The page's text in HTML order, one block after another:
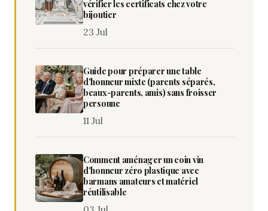
vérifier les certificats chez votre
bijoutier
23 Jul
Guide pour préparer une table
d'honneur mixte (parents séparés,
beaux-parents, amis) sans froisser
personne
11 Jul
Comment aménager un coin vin
d'honneur zéro plastique avec
barmans amateurs et matériel
réutilisable